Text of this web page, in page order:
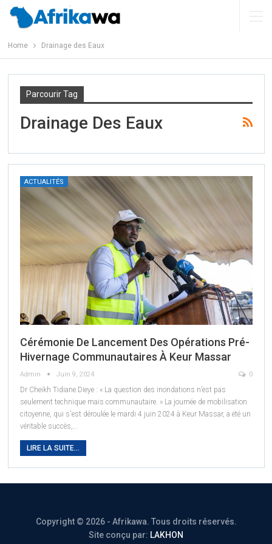
Home Drainage des Eaux
Parcourir Tag
Drainage Des Eaux
ACTUALITÉS
Cérémonie De Lancement Des Opérations Pré-
Hivernage Communautaires À Keur Massar
Admin Juin 9, 2024 0
Dr Cheikh Tidiane Dieye : « La question des inondations n’est pas
seulement technique mais communautaire. » La journée de mobilisation
citoyenne, qui s'est déroulée le mardi 4 juin 2024 à Keur Massar, a été un
véritable succès,
LIRE LA SUITE...
Copyright © 2026 - Afrikawa. Tous droits réservés.
Site conçu par: LAKHON